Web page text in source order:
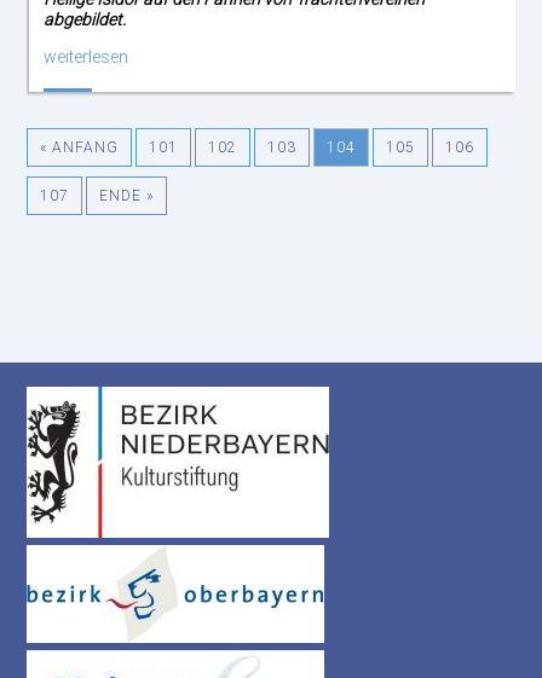
abgebildet.
weiterlesen
« ANFANG 101 102 103 104 105 106
107 ENDE »